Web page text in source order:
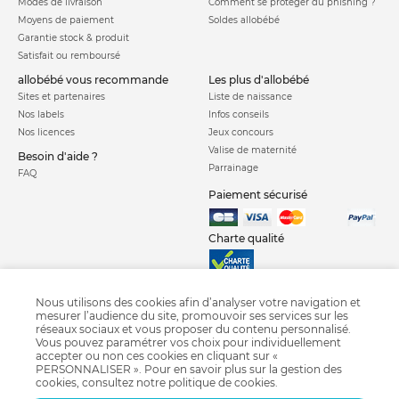
sécurité. La fabrication des poussettes cannes est soumise à
des normes de fabrication qui garantissent la sécurité des
porte les inscriptions suivantes :NF S 54001 (norme
française)
EN 1888 (norme européenne)
pointsou ceinture de sécurité garantit le maintien, la
présence d'une arche, pour éviter que votre enfant ne se
penche trop, est un plus. Elle peut aussi être équipée de frein
manuel ou automatique grâce à un simple
système de pliage lorsque cela est possible ou de se
renseigner en consultant les avis des clients si vous achetez
en ligne. Le but de l'acquisition d'une poussette canne étant
avant tout le côté pratique, son dispositif de pliage doit être
rapide et simple.
Moyens de paiement
Garantie stock & produit
Satisfait ou remboursé
Soldes allobébé
allobébé vous recommande
Sites et partenaires
Nos labels
Nos licences
Besoin d'aide ?
FAQ
les plus d'allobébé
Liste de naissance
Infos conseils
Jeux concours
Valise de maternité
Parrainage
Paiement sécurisé
Charte qualité
Poussette Quest Poussette combinée
Poussette citadine
Poussette canne
Poussette jumeaux Poussette triplés
Sac à langer
Nous utilisons des cookies afin d’analyser votre navigation et
mesurer l’audience du site, promouvoir ses services sur les
réseaux sociaux et vous proposer du contenu personnalisé.
Vous pouvez paramétrer vos choix pour individuellement
accepter ou non ces cookies en cliquant sur «
PERSONNALISER ». Pour en savoir plus sur la gestion des
cookies, consultez notre politique de cookies.